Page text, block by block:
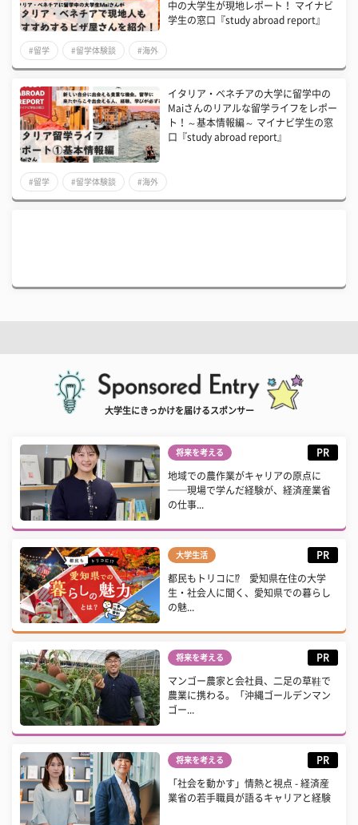
中の大学生が現地レポート！ マイナビ
学生の窓口『study abroad report』
#留学 #留学体験談 #海外
イタリア・ベネチアの大学に留学中の
Maiさんのリアルな留学ライフをレポー
ト！～基本情報編～ マイナビ学生の窓
口『study abroad report』
#留学 #留学体験談 #海外
大学生にきっかけを届けるスポンサー
将来を考える PR
地域での農作業がキャリアの原点に
──現場で学んだ経験が、経済産業省
の仕事...
大学生活 PR
都民もトリコに⁉ 愛知県在住の大学
生・社会人に聞く、愛知県での暮らし
の魅...
将来を考える PR
マンゴー農家と会社員、二足の草鞋で
農業に携わる。「沖縄ゴールデンマン
ゴー...
将来を考える PR
「社会を動かす」情熱と視点 - 経済産
業省の若手職員が語るキャリアと経験